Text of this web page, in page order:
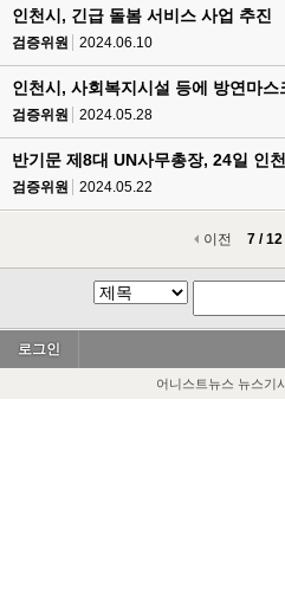
인천시, 긴급 돌봄 서비스 사업 추진
검증위원 2024.06.10
인천시, 사회복지시설 등에 방연마스
검증위원 2024.05.28
반기문 제8대 UN사무총장, 24일 인
검증위원 2024.05.22
이전 7 / 12
로그인
어니스트뉴스 뉴스기